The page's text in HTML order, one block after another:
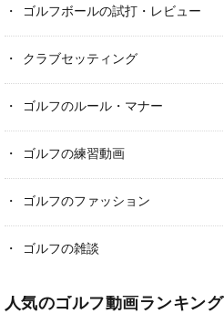
ゴルフボールの試打・レビュー
クラブセッティング
ゴルフのルール・マナー
ゴルフの練習動画
ゴルフのファッション
ゴルフの雑談
人気のゴルフ動画ランキング